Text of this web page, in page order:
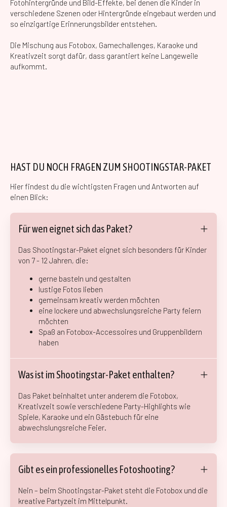
Fotohintergründe und Bild-Effekte, bei denen die Kinder in
verschiedene Szenen oder Hintergründe eingebaut werden und
so einzigartige Erinnerungsbilder entstehen.
Die Mischung aus Fotobox, Gamechallenges, Karaoke und
Kreativzeit sorgt dafür, dass garantiert keine Langeweile
aufkommt.
HAST DU NOCH FRAGEN ZUM SHOOTINGSTAR-PAKET
Hier findest du die wichtigsten Fragen und Antworten auf
einen Blick:
Für wen eignet sich das Paket?
Das Shootingstar-Paket eignet sich besonders für Kinder
von 7 - 12 Jahren, die:
gerne basteln und gestalten
lustige Fotos lieben
gemeinsam kreativ werden möchten
eine lockere und abwechslungsreiche Party feiern
möchten
Spaß an Fotobox-Accessoires und Gruppenbildern
haben
Was ist im Shootingstar-Paket enthalten?
Das Paket beinhaltet unter anderem die Fotobox,
Kreativzeit sowie verschiedene Party-Highlights wie
Spiele, Karaoke und ein Gästebuch für eine
abwechslungsreiche Feier.
Gibt es ein professionelles Fotoshooting?
Nein – beim Shootingstar-Paket steht die Fotobox und die
kreative Partyzeit im Mittelpunkt.